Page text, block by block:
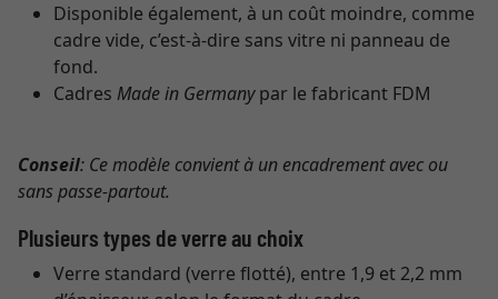
Disponible également, à un coût moindre, comme
cadre vide, c’est-à-dire sans vitre ni panneau de
fond.
Cadres Made in Germanypar le fabricant FDM
Conseil: Ce modèle convient à un encadrement avec ou
sans passe-partout.
Plusieurs types de verre au choix
Verre standard (verre flotté), entre 1,9 et 2,2 mm